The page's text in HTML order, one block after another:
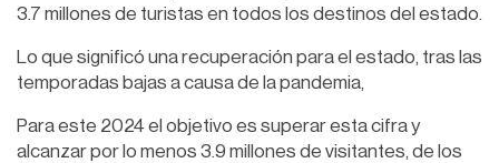
3.7 millones de turistas en todos los destinos del estado.
Lo que significó una recuperación para el estado, tras las
temporadas bajas a causa de la pandemia,
Para este 2024 el objetivo es superar esta cifra y
alcanzar por lo menos 3.9 millones de visitantes, de los